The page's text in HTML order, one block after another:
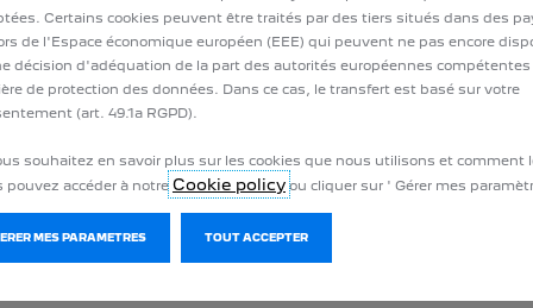
berline familiale haut de gamme qui démarre la nouvelle série
». Ce nouveau design est imaginé par le designer maison Henri
les ailes est caractéristique du style « fuseau de Sochaux »,
des phares, intégrés au centre, derrière la calandre.
Certains cookies peuvent être traités par des tiers situés dans des
de l'Espace économique européen (EEE) qui peuvent ne pas encore
décision d'adéquation de la part des autorités européennes compétentes
de protection des données. Dans ce cas, le transfert est basé sur votre
(art. 49.1a RGPD).
souhaitez en savoir plus sur les cookies que nous utilisons et comment
pouvez accéder à notre Cookie policy ou cliquer sur ' Gérer mes
GERER MES PARAMETRES TOUT ACCEPTER